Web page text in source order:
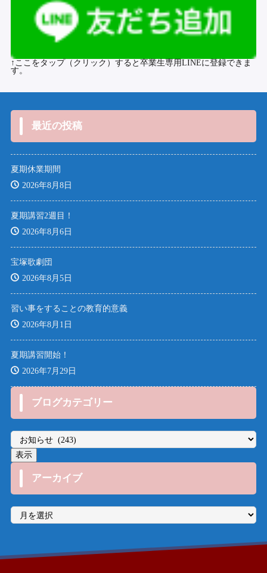
↑ここをタップ（クリック）すると卒業生専用LINEに登録できま
す。
最近の投稿
夏期休業期間
2026年8月8日
夏期講習2週目！
2026年8月6日
宝塚歌劇団
2026年8月5日
習い事をすることの教育的意義
2026年8月1日
夏期講習開始！
2026年7月29日
ブログカテゴリー
アーカイブ
ア
カ